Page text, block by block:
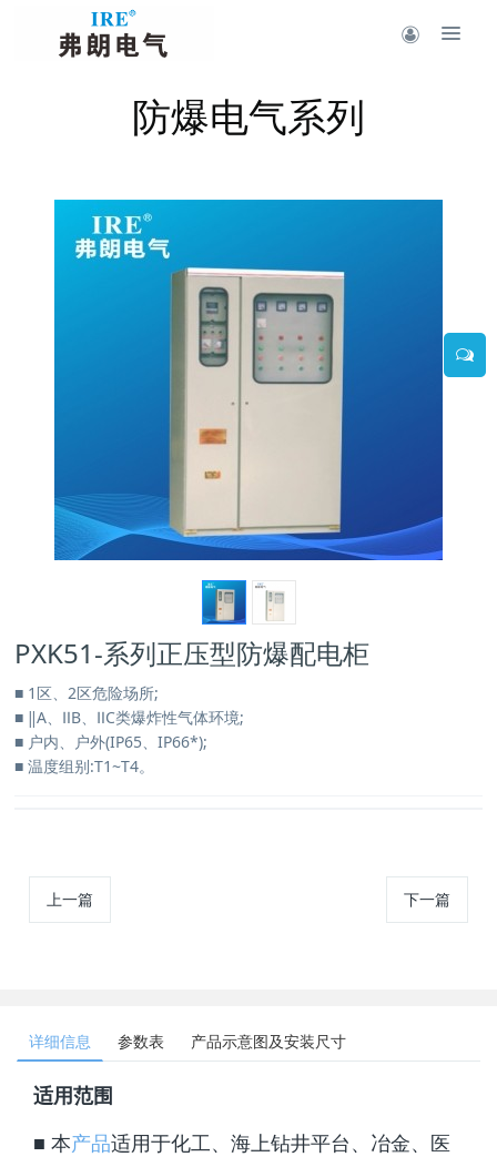
防爆电气系列
PXK51-系列正压型防爆配电柜
■ 1区、2区危险场所;
■ ‖A、ⅡB、ⅡC类爆炸性气体环境;
■ 户内、户外(IP65、IP66*);
■ 温度组别:T1~T4。
上一篇 下一篇
详细信息 参数表 产品示意图及安装尺寸
适用范围
■ 本产品适用于化工、海上钻井平台、冶金、医